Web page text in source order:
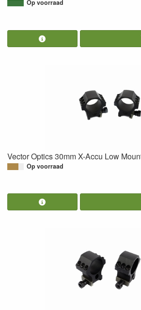
Op voorraad
Vector Optics 30mm X-Accu Low
Op voorraad